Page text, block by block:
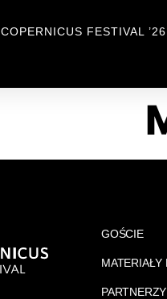
COPERNICUS FESTIVAL ’26
GOŚCIE
MATERIAŁY
PARTNERZY